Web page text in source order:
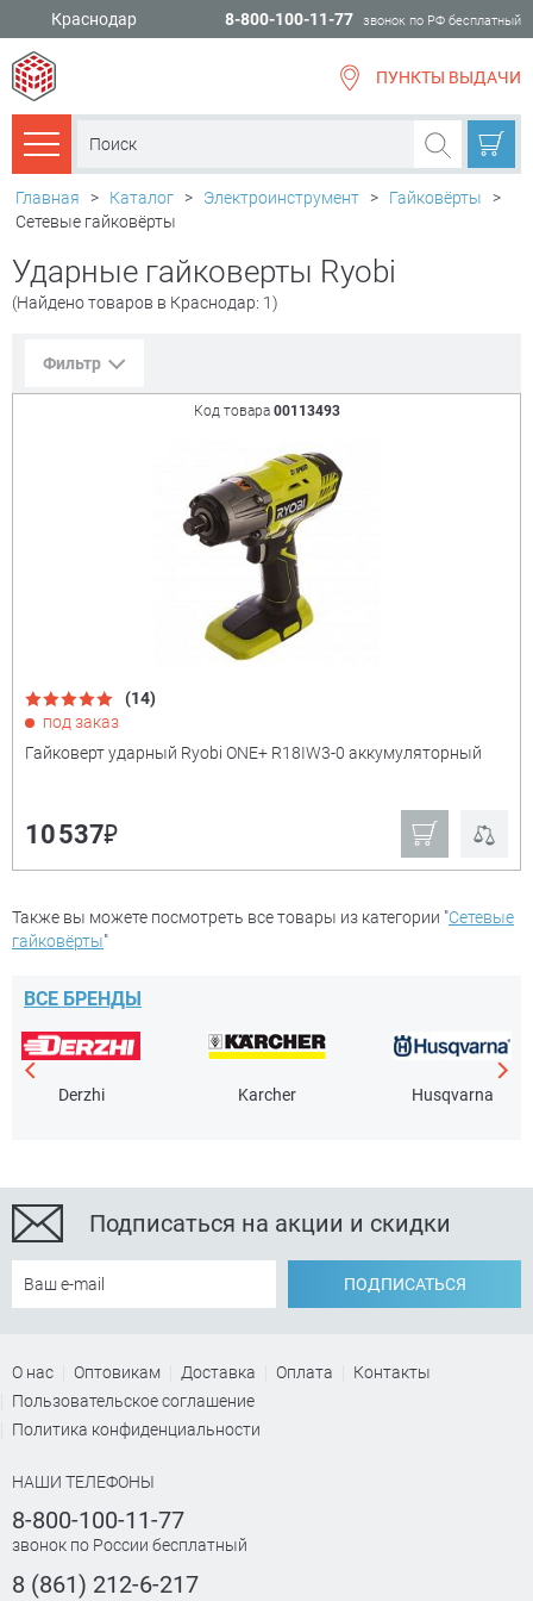
Краснодар 8-800-100-11-77 звонок по РФ бесплатный
ПУНКТЫ ВЫДАЧИ
Каталог товаров
Главная > Каталог > Электроинструмент > Гайковёрты
>
Сетевые гайковёрты
Ударные гайковерты Ryobi
(Найдено товаров в Краснодар: 1)
Фильтр
Показать только
Ryobi
+Мощность
+Частота вращения на холостом ходу
+ Кол-во ударов
Код товара 00113493
(14)
под заказ
Гайковерт ударный Ryobi ONE+ R18IW3-0 аккумуляторный
10 537₽
Также вы можете посмотреть все товары из категории "Сетевые
гайковёрты"
ВСЕ БРЕНДЫ
Derzhi Karcher Husqvarna
Подписаться на акции и скидки
ПОДПИСАТЬСЯ
О нас Оптовикам Доставка Оплата
Контакты
Пользовательское соглашение
Политика конфиденциальности
НАШИ ТЕЛЕФОНЫ
8-800-100-11-77
звонок по России бесплатный
8 (861) 212-6-217